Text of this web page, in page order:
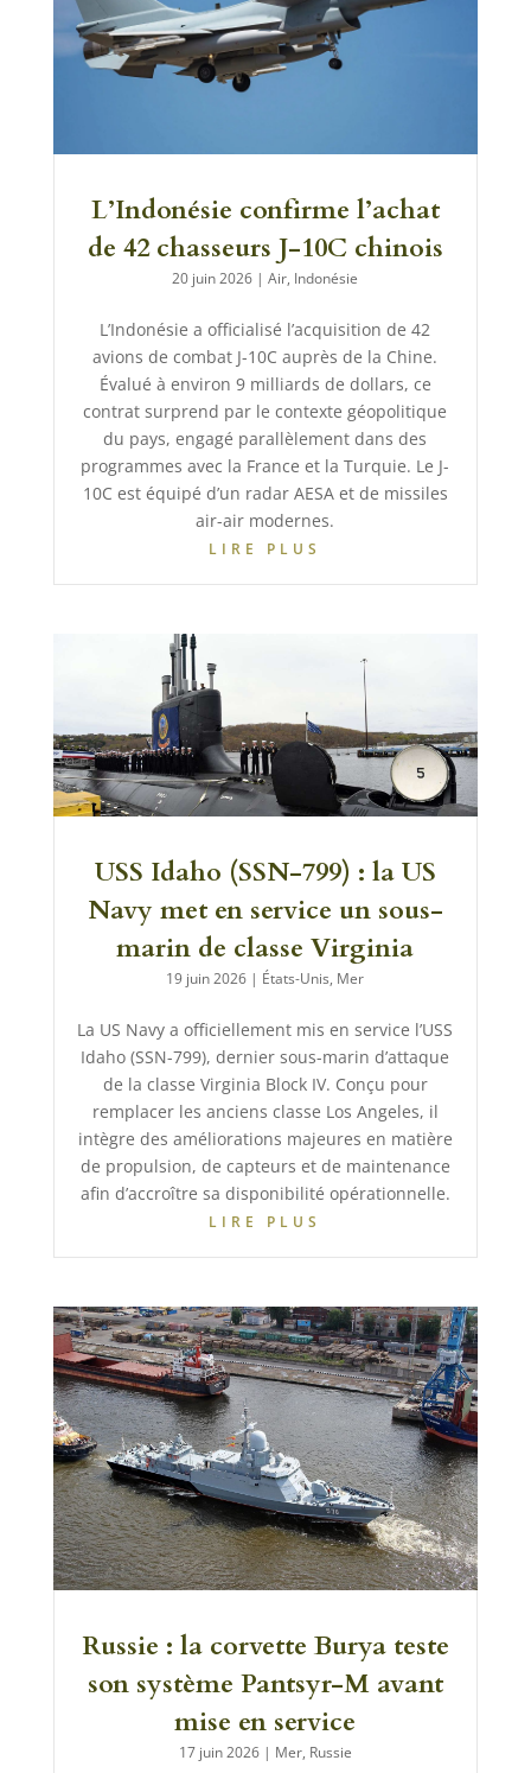
L’Indonésie confirme l’achat
de 42 chasseurs J-10C chinois
20 juin 2026 |Air, Indonésie
L’Indonésie a officialisé l’acquisition de 42
avions de combat J-10C auprès de la Chine.
Évalué à environ 9 milliards de dollars, ce
contrat surprend par le contexte géopolitique
du pays, engagé parallèlement dans des
programmes avec la France et la Turquie. Le J-
10C est équipé d’un radar AESA et de missiles
air-air modernes.
LIRE PLUS
USS Idaho (SSN-799) : la US
Navy met en service un sous-
marin de classe Virginia
19 juin 2026 | États-Unis, Mer
La US Navy a officiellement mis en service l’USS
Idaho (SSN-799), dernier sous-marin d’attaque
de la classe Virginia Block IV. Conçu pour
remplacer les anciens classe Los Angeles, il
intègre des améliorations majeures en matière
de propulsion, de capteurs et de maintenance
afin d’accroître sa disponibilité opérationnelle.
LIRE PLUS
Russie : la corvette Burya teste
son système Pantsyr-M avant
mise en service
17 juin 2026| Mer, Russie